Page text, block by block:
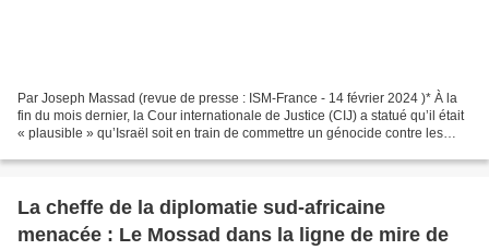
Par Joseph Massad (revue de presse : ISM-France - 14 février 2024 )* À la
fin du mois dernier, la Cour internationale de Justice (CIJ) a statué qu’il était
« plausible » qu’Israël soit en train de commettre un génocide contre les
La cheffe de la diplomatie sud-africaine
menacée : Le Mossad dans la ligne de mire de